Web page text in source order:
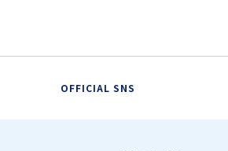
OFFICIAL SNS